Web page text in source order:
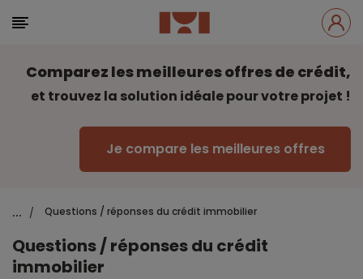
Comparez les meilleures offres de crédit,
et trouvez la solution idéale pour votre projet !
Je compare les meilleures offres
... / Questions / réponses du crédit immobilier
Questions / réponses du crédit
immobilier